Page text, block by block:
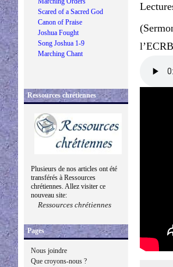
Scared of a Sacred God
Canon of Praise
Joshua Fought
Song Joshua 1-9
Marching Chant
Ressources chrétiennes
Plusieurs de nos articles ont été
transférés à Ressources
chrétiennes. Allez visiter ce
nouveau site:
Ressources chrétiennes
Pages
Nous joindre
Que croyons-nous ?